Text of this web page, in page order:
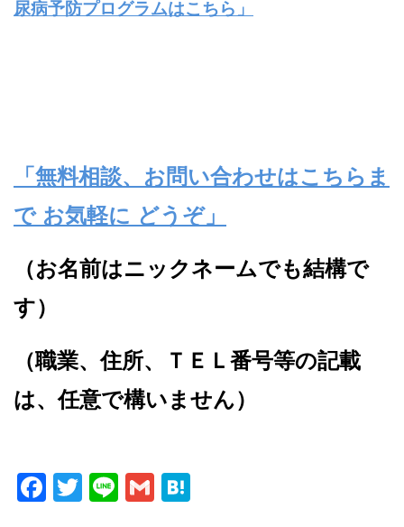
尿病予防プログラムはこちら」
「無料相談、お問い合わせはこちらま
で お気軽に どうぞ」
（お名前はニックネームでも結構で
す）
（職業、住所、ＴＥＬ番号等の記載
は、任意で構いません）
F
T
Li
G